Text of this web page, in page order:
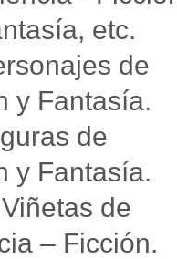
etc.
de
y Fantasía.
de
y Fantasía.
de
– Ficción.